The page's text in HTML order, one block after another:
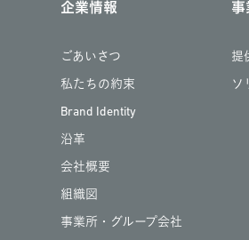
企業情報
ごあいさつ
私たちの約束
Brand Identity
沿革
会社概要
組織図
事業所・グループ会社
事
提
ソ